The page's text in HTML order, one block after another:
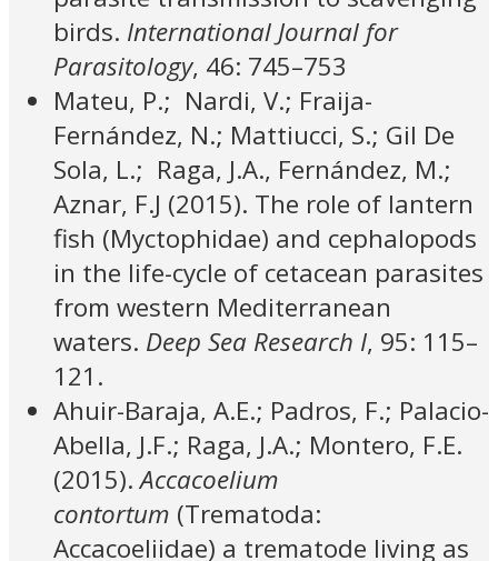
birds. International Journal for
Parasitology, 46: 745–753
Mateu, P.; Nardi, V.; Fraija-
Fernández, N.; Mattiucci, S.; Gil De
Sola, L.; Raga, J.A., Fernández, M.;
Aznar, F.J (2015). The role of lantern
fish (Myctophidae) and cephalopods
in the life-cycle of cetacean parasites
from western Mediterranean
waters. Deep Sea Research I, 95: 115–
121.
Ahuir-Baraja, A.E.; Padros, F.; Palacio-
Abella, J.F.; Raga, J.A.; Montero, F.E.
(2015).Accacoelium
contortum (Trematoda:
Accacoeliidae) a trematode living as